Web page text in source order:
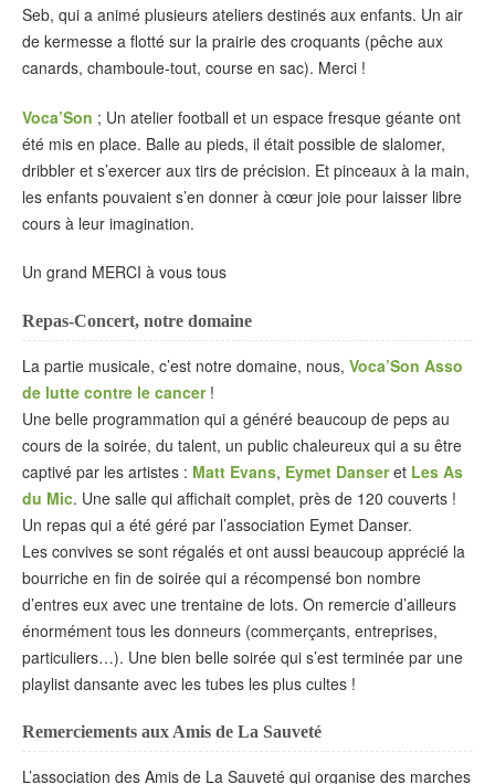
Seb, qui a animé plusieurs ateliers destinés aux enfants. Un air
de kermesse a flotté sur la prairie des croquants (pêche aux
canards, chamboule-tout, course en sac). Merci !
Voca’Son ; Un atelier football et un espace fresque géante ont
été mis en place. Balle au pieds, il était possible de slalomer,
dribbler et s’exercer aux tirs de précision. Et pinceaux à la main,
les enfants pouvaient s’en donner à cœur joie pour laisser libre
cours à leur imagination.
Un grand MERCI à vous tous
Repas-Concert, notre domaine
La partie musicale, c’est notre domaine, nous, Voca’Son Asso
de lutte contre le cancer!
Une belle programmation qui a généré beaucoup de peps au
cours de la soirée, du talent, un public chaleureux qui a su être
captivé par les artistes : Matt Evans, Eymet Danseret Les As
du Mic. Une salle qui affichait complet, près de 120 couverts !
Un repas qui a été géré par l’association Eymet Danser.
Les convives se sont régalés et ont aussi beaucoup apprécié la
bourriche en fin de soirée qui a récompensé bon nombre
d’entres eux avec une trentaine de lots. On remercie d’ailleurs
énormément tous les donneurs (commerçants, entreprises,
particuliers…). Une bien belle soirée qui s’est terminée par une
playlist dansante avec les tubes les plus cultes !
Remerciements aux Amis de La Sauveté
L’association des Amis de La Sauveté qui organise des marches